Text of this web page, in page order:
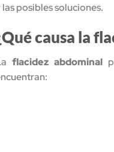
las posibles soluciones.
causa la
flacidez abdominal